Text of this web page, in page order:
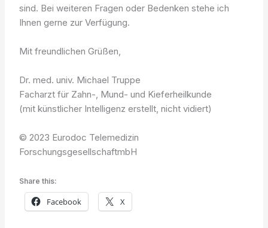
sind. Bei weiteren Fragen oder Bedenken stehe ich
Ihnen gerne zur Verfügung.
Mit freundlichen Grüßen,
Dr. med. univ. Michael Truppe
Facharzt für Zahn-, Mund- und Kieferheilkunde
(mit künstlicher Intelligenz erstellt, nicht vidiert)
© 2023 Eurodoc Telemedizin
ForschungsgesellschaftmbH
Share this:
Facebook X